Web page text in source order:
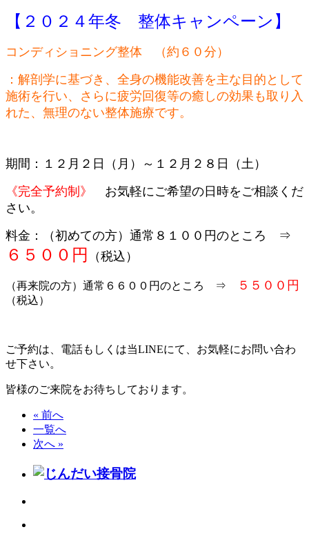
【２０２４年冬 整体キャンペーン】
コンディショニング整体 （約６０分）
：解剖学に基づき、全身の機能改善を主な目的として
施術を行い、さらに疲労回復等の癒しの効果も取り入
れた、無理のない整体施療です。
期間：１２月２日（月）～１２月２８日（土）
《完全予約制》
お気軽にご希望の日時をご相談くだ
さい。
料金：（初めての方）通常８１００円のところ ⇒
６５００円 （税込）
（再来院の方）通常６６００円のところ ⇒ ５５００円
（税込）
ご予約は、電話もしくは当LINEにて、お気軽にお問い合わ
せ下さい。
皆様のご来院をお待ちしております。
« 前へ
一覧へ
次へ »